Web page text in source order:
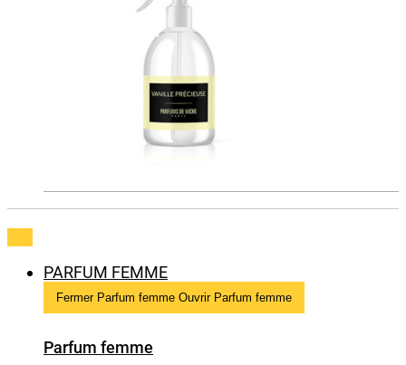
PARFUM FEMME
Fermer Parfum femme Ouvrir Parfum femme
Parfum femme